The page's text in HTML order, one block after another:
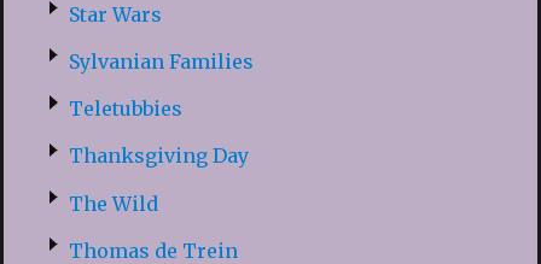
Star Wars
Sylvanian Families
Teletubbies
Thanksgiving Day
The Wild
Thomas de Trein